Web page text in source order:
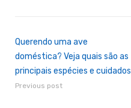
Querendo uma ave
doméstica? Veja quais são as
principais espécies e cuidados
Previous post